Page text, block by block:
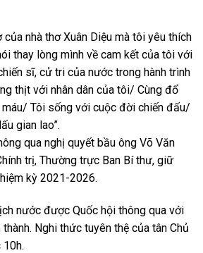
của nhà thơ Xuân Diệu mà tôi yêu thích
thay lòng mình về cam kết của tôi với
sĩ, cử tri của nước trong hành trình
thịt với nhân dân của tôi/ Cùng đổ
Tôi sống với cuộc đời chiến đấu/
gian lao”.
qua nghị quyết bầu ông Võ Văn
trị, Thường trực Ban Bí thư, giữ
kỳ 2021-2026.
nước được Quốc hội thông qua với
Nghi thức tuyên thệ của tân Chủ